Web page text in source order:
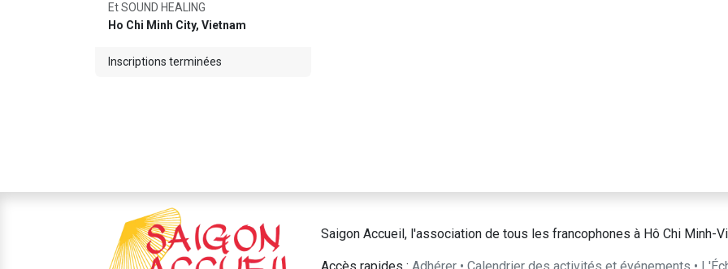
Et SOUND HEALING
Ho Chi Minh City, Vietnam
Inscriptions terminées
Saigon Accueil, l'association de tous les francophones à Hô Chi Minh-